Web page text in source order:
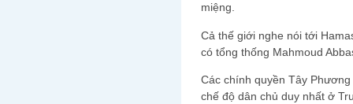
miệng.
Cả thế giới nghe nói tới
có tổng thống Mahmoud
Các chính quyền Tây
chế độ dân chủ duy nhất ở